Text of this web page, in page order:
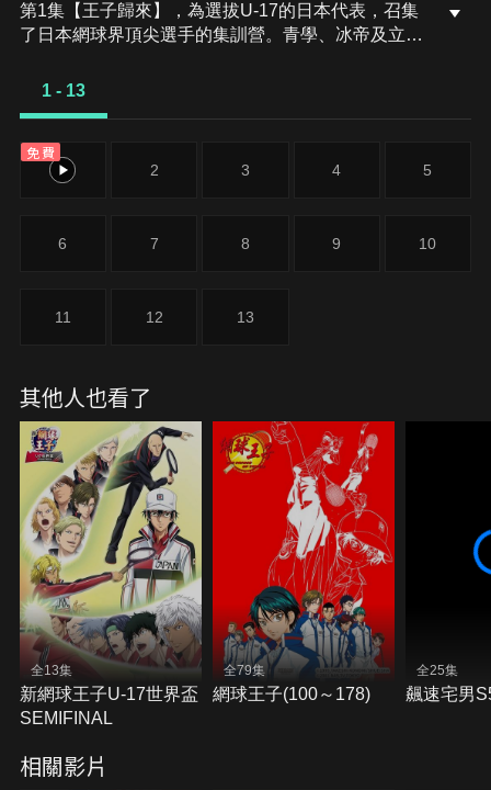
第1集【王子歸來】，為選拔U-17的日本代表，召集
了日本網球界頂尖選手的集訓營。青學、冰帝及立海
此受訓，國高中生彼此切磋，不料眾人卻因神秘總教
1 - 13
免費
1 2 3 4 5
6 7 8 9 10
11 12 13
其他人也看了
全13集
新網球王子U-17世界盃
SEMIFINAL
全79集
網球王子(100～178)
全25集
飆速宅男
相關影片